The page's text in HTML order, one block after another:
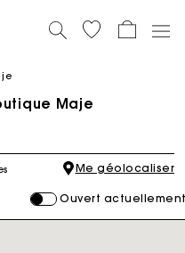
Maje
Me géolocaliser
Ouvert